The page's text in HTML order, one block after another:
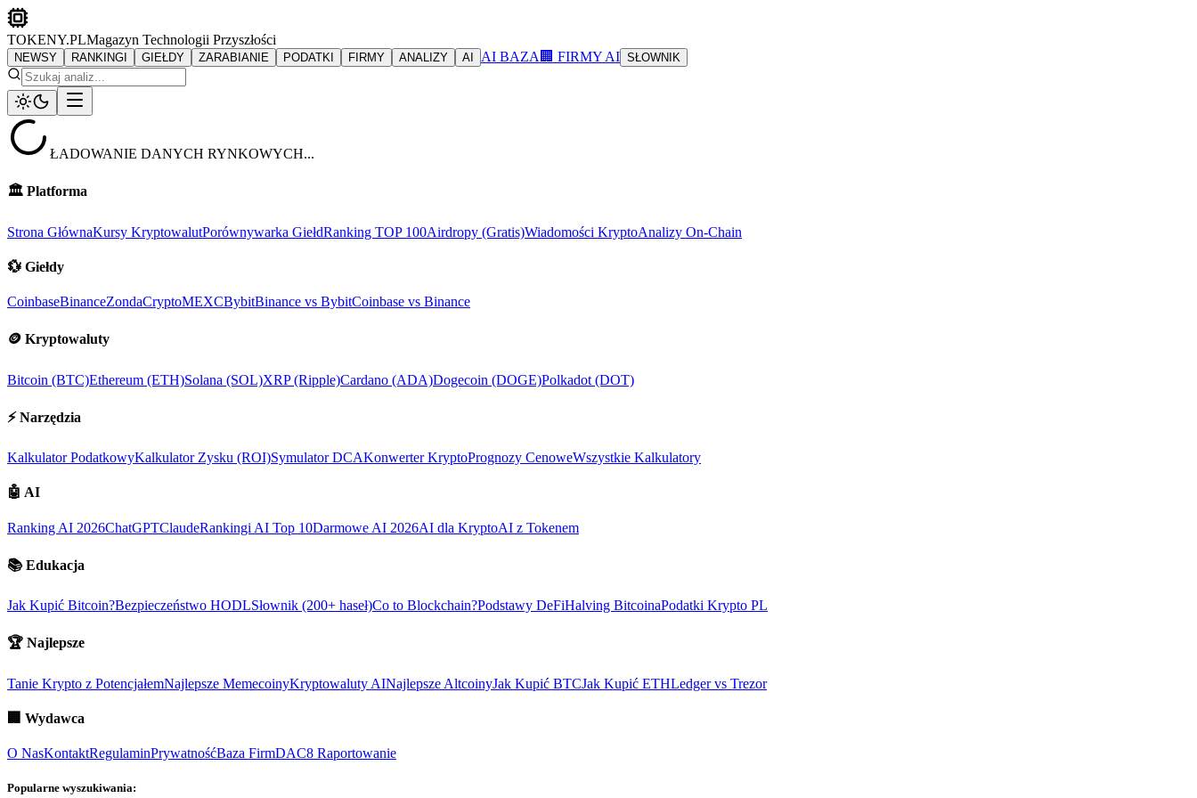
TOKENY.PLMagazyn Technologii Przyszłości
NEWSY RANKINGI GIEŁDY ZARABIANIE PODATKI FIRMY ANALIZY AI AI BAZA 🏢 FIRMY AI SŁOWNIK
ŁADOWANIE DANYCH RYNKOWYCH...
🏛️ Platforma
Strona GłównaKursy KryptowalutPorównywarka GiełdRanking TOP 100Airdropy (Gratis)Wiadomości KryptoAnalizy On-Chain
💱 Giełdy
CoinbaseBinanceZondaCryptoMEXCBybitBinance vs BybitCoinbase vs Binance
🪙 Kryptowaluty
Bitcoin (BTC)Ethereum (ETH)Solana (SOL)XRP (Ripple)Cardano (ADA)Dogecoin (DOGE)Polkadot (DOT)
⚡ Narzędzia
Kalkulator PodatkowyKalkulator Zysku (ROI)Symulator DCAKonwerter KryptoPrognozy CenoweWszystkie Kalkulatory
🤖 AI
Ranking AI 2026ChatGPTClaudeRankingi AI Top 10Darmowe AI 2026AI dla KryptoAI z Tokenem
📚 Edukacja
Jak Kupić Bitcoin?Bezpieczeństwo HODLSłownik (200+ haseł)Co to Blockchain?Podstawy DeFiHalving BitcoinaPodatki Krypto PL
🏆 Najlepsze
Tanie Krypto z PotencjałemNajlepsze MemecoinyKryptowaluty AINajlepsze AltcoinyJak Kupić BTCJak Kupić ETHLedger vs Trezor
🏢 Wydawca
O NasKontaktRegulaminPrywatnośćBaza FirmDAC8 Raportowanie
Popularne wyszukiwania: